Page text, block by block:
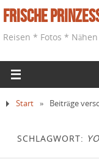
Frische
Reisen * Fotos *
Start » Beiträge
SCHLAGWORT: